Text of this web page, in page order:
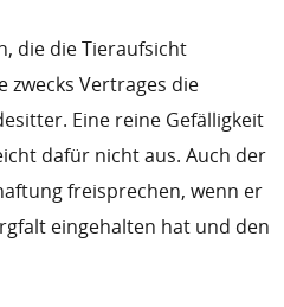
die die Tieraufsicht
Vertrages die
Eine reine Gefälligkeit
dafür nicht aus. Auch der
freisprechen, wenn er
eingehalten hat und den